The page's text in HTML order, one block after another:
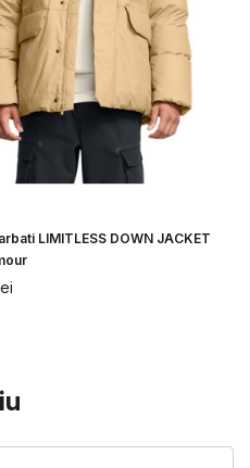
LIMITLESS DOWN JACKET